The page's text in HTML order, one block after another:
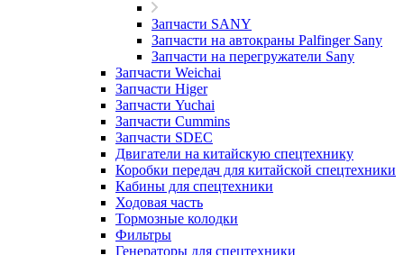
Запчасти SANY
Запчасти на автокраны Palfinger Sany
Запчасти на перегружатели Sany
Запчасти Weichai
Запчасти Higer
Запчасти Yuchai
Запчасти Cummins
Запчасти SDEC
Двигатели на китайскую спецтехнику
Коробки передач для китайской спецтехники
Кабины для спецтехники
Ходовая часть
Тормозные колодки
Фильтры
Генераторы для спецтехники